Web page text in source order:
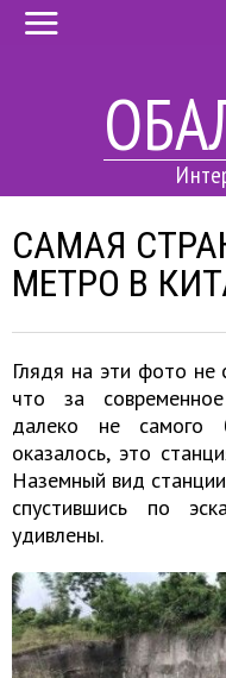
САМАЯ
МЕТРО В
Глядя на эти фото
что за
далеко не самого
оказалось, это
Наземный вид
спустившись по
удивлены.